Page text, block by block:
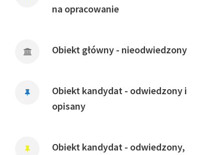
na opracowanie
Obiekt główny - nieodwiedzony
Obiekt kandydat - odwiedzony i
opisany
Obiekt kandydat - odwiedzony,